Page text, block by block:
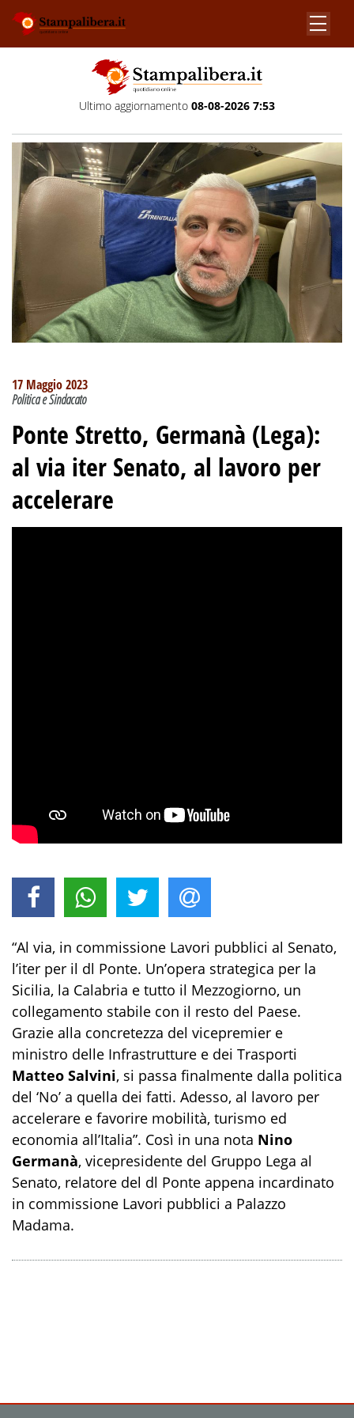
Ultimo aggiornamento 08-08-2026 7:53
17 Maggio 2023
Politica e Sindacato
Ponte Stretto, Germanà (Lega):
al via iter Senato, al lavoro per
accelerare
“Al via, in commissione Lavori pubblici al Senato,
l’iter per il dl Ponte. Un’opera strategica per la
Sicilia, la Calabria e tutto il Mezzogiorno, un
collegamento stabile con il resto del Paese.
Grazie alla concretezza del vicepremier e
ministro delle Infrastrutture e dei Trasporti
Matteo Salvini, si passa finalmente dalla politica
del ‘No’ a quella dei fatti. Adesso, al lavoro per
accelerare e favorire mobilità, turismo ed
economia all’Italia”. Così in una nota Nino
Germanà, vicepresidente del Gruppo Lega al
Senato, relatore del dl Ponte appena incardinato
in commissione Lavori pubblici a Palazzo
Madama.